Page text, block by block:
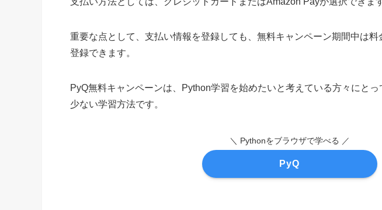
重要な点として、支払い情報を登録しても、無料キャンペーン期間中は
登録できます。
PyQ無料キャンペーンは、Python学習を始めたいと考えている方々にと
少ない学習方法です。
＼ Pythonをブラウザで学べる ／
PyQ